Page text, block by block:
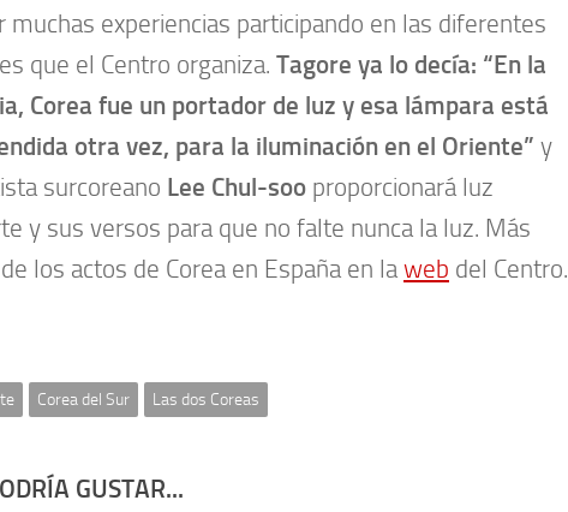
muchas experiencias participando en las diferentes
que el Centro organiza. Tagore ya lo decía: “En la
Corea fue un portador de luz y esa lámpara está
otra vez, para la iluminación en el Oriente” y
surcoreano Lee Chul-soo proporcionará luz
y sus versos para que no falte nunca la luz. Más
los actos de Corea en España en la web del Centro.
Corea del Sur Las dos Coreas
GUSTAR...